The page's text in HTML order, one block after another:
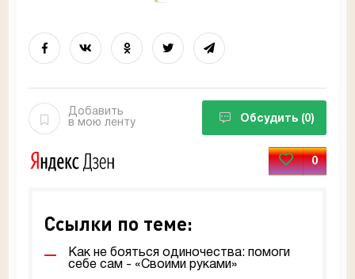
Добавить
в мою ленту
Обсудить (0)
0
Ссылки по теме:
Как не бояться одиночества: помоги
себе сам - «Своими руками»